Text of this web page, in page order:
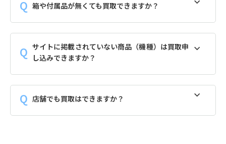
箱や付属品が無くても買取できますか？
サイトに掲載されていない商品（機種）は買取申
し込みできますか？
店舗でも買取はできますか？